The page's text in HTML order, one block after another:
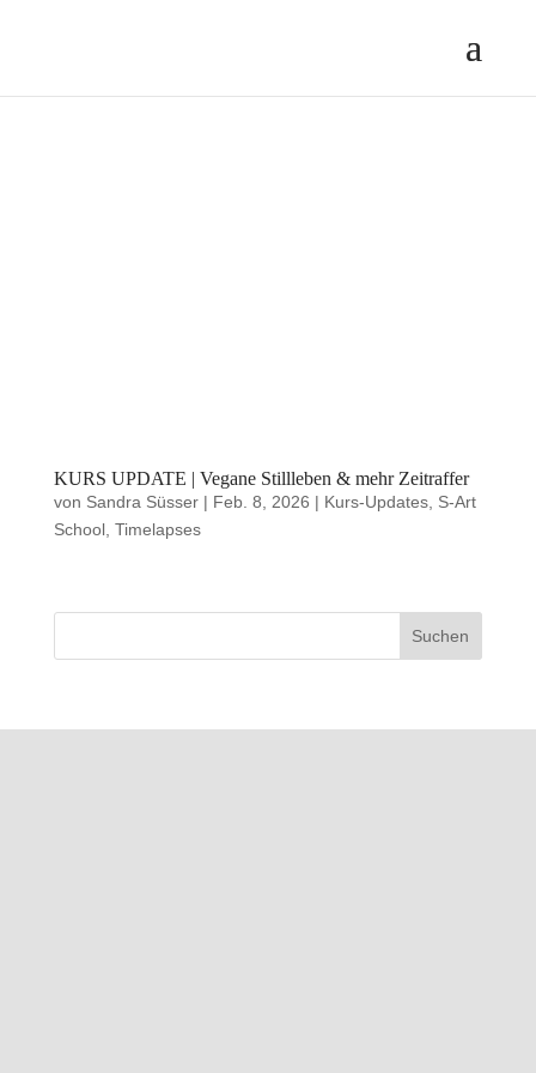
KURS UPDATE | Vegane Stillleben & mehr Zeitraffer
von Sandra Süsser| Feb. 8, 2026 | Kurs-Updates, S-Art
School, Timelapses